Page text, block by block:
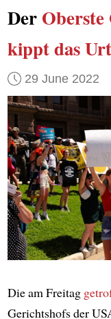
Der
kippt das
29 June 2022
Die am Freitag
Gerichtshofs der